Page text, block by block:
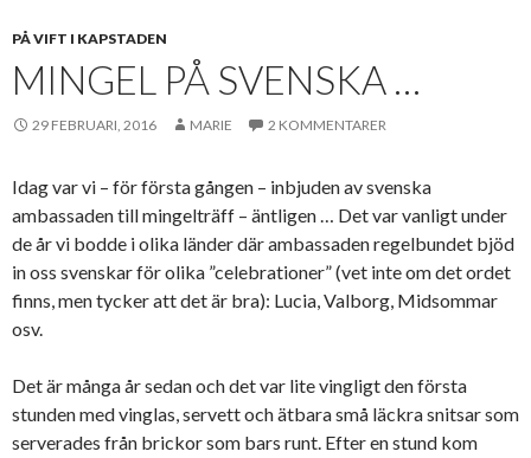
PÅ VIFT I KAPSTADEN
MINGEL PÅ SVENSKA …
29 FEBRUARI, 2016 MARIE 2 KOMMENTARER
Idag var vi – för första gången – inbjuden av svenska
ambassaden till mingelträff – äntligen … Det var vanligt under
de år vi bodde i olika länder där ambassaden regelbundet bjöd
in oss svenskar för olika ”celebrationer” (vet inte om det ordet
finns, men tycker att det är bra): Lucia, Valborg, Midsommar
osv.
Det är många år sedan och det var lite vingligt den första
stunden med vinglas, servett och ätbara små läckra snitsar som
serverades från brickor som bars runt. Efter en stund kom